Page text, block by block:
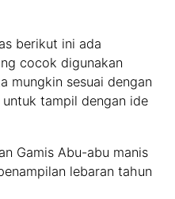
berikut ini ada
cocok digunakan
mungkin sesuai dengan
tampil dengan ide
Gamis Abu-abu manis
lebaran tahun